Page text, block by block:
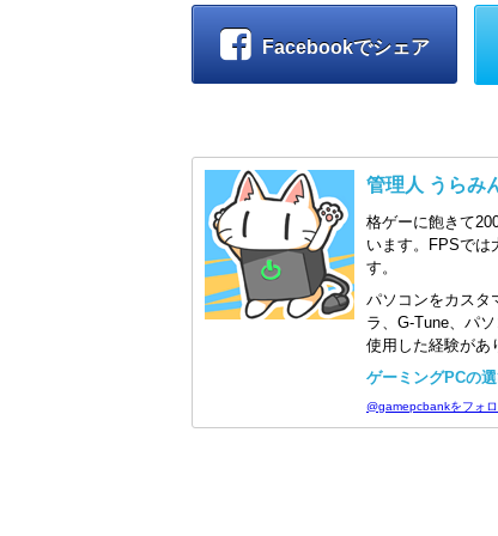
Facebookでシェア
管理人 うらみ
格ゲーに飽きて
います。FPSでは
す。
パソコンをカスタ
ラ、G-Tune、パ
使用した経験があ
ゲーミングPCの
@gamepcbankをフォ